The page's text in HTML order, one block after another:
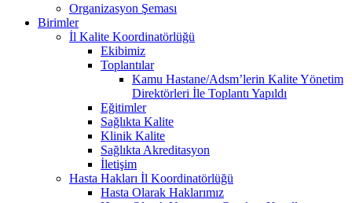
Organizasyon Şeması
Birimler
İl Kalite Koordinatörlüğü
Ekibimiz
Toplantılar
Kamu Hastane/Adsm’lerin Kalite Yönetim
Direktörleri İle Toplantı Yapıldı
Eğitimler
Sağlıkta Kalite
Klinik Kalite
Sağlıkta Akreditasyon
İletişim
Hasta Hakları İl Koordinatörlüğü
Hasta Olarak Haklarımız